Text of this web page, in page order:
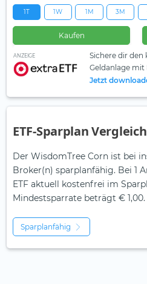
1T 1W 1M 3M
Kaufen
ANZEIGE
Sichere dir den
Geldanlage mit
Jetzt
ETF-Sparplan Vergleich
Der WisdomTree Corn ist bei
Broker(n) sparplanfähig. Bei 1
ETF aktuell kostenfrei im
Mindestsparrate beträgt € 1,00.
Sparplanfähig